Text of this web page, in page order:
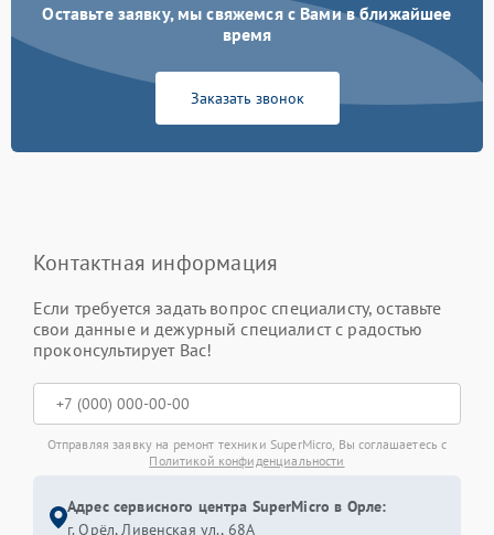
Оставьте заявку, мы свяжемся с Вами в ближайшее
время
Заказать звонок
Контактная информация
Если требуется задать вопрос специалисту, оставьте
свои данные и дежурный специалист с радостью
проконсультирует Вас!
Отправляя заявку на ремонт техники SuperMicro, Вы соглашаетесь с
Политикой конфиденциальности
Адрес сервисного центра SuperMicro в Орле:
г. Орёл, Ливенская ул., 68А